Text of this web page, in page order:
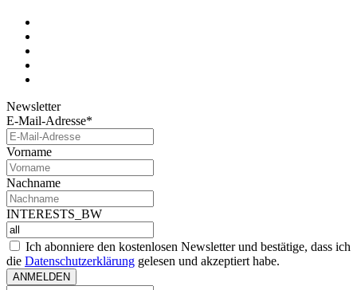
Newsletter
E-Mail-Adresse*
Vorname
Nachname
INTERESTS_BW
Ich abonniere den kostenlosen Newsletter und bestätige, dass ich
die Datenschutzerklärung gelesen und akzeptiert habe.
ANMELDEN